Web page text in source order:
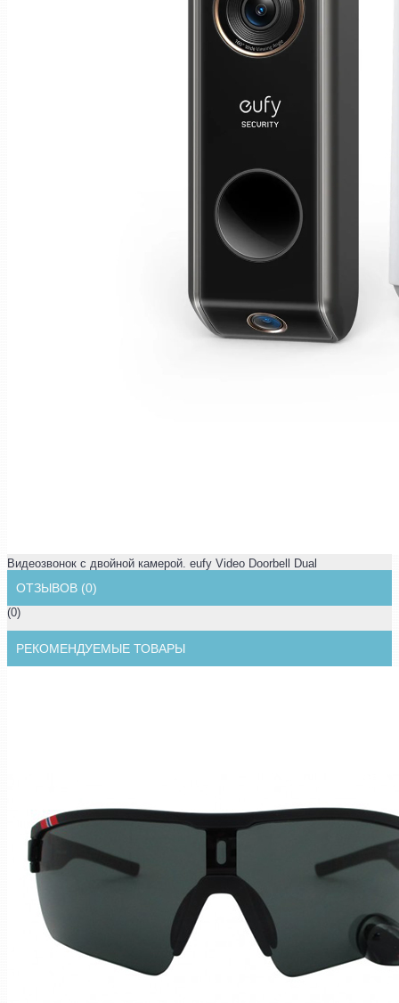
Видеозвонок с двойной камерой. eufy Video Doorbell Dual
ОТЗЫВОВ (0)
(0)
РЕКОМЕНДУЕМЫЕ ТОВАРЫ